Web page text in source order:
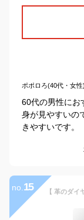
ポポロろ(40代・女性)
60代の男性にお
身が見やすいの
きやすいです。
no. 15